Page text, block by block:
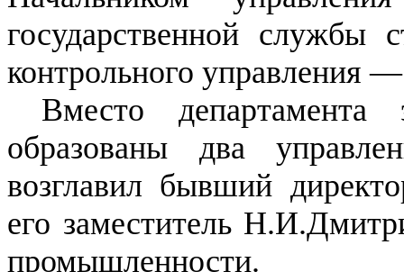
государственной службы
контрольного управления
Вместо
образованы два
возглавил бывший
его заместитель
промышленности.